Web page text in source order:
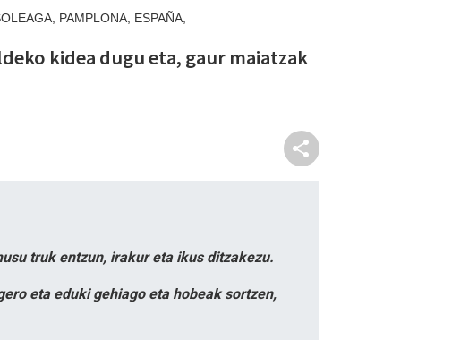
PAMPLONA, ESPAÑA,
kidea dugu eta, gaur maiatzak
truk entzun, irakur eta ikus ditzakezu.
eta eduki gehiago eta hobeak sortzen,